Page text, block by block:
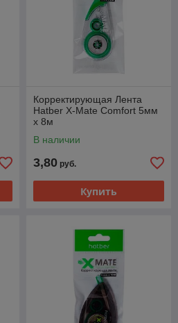
Корректирующая Лента
Hatber X-Mate Comfort 5мм
x 8м
В наличии
3,80 руб.
Купить